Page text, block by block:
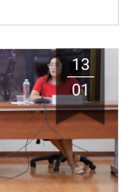
13
01